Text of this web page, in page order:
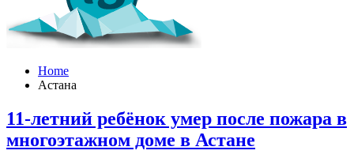
Home
Астана
11-летний ребёнок умер после пожара в
многоэтажном доме в Астане